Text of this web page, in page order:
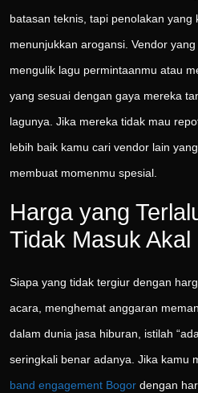
batasan teknis, tapi penolakan
menunjukkan arogansi. Vendor
mengulik lagu permintaanmu atau
yang sesuai dengan gaya mereka
lagunya. Jika mereka tidak mau
lebih baik kamu cari vendor lain
membuat momenmu spesial.
Harga yang
Tidak Masuk Akal
Siapa yang tidak tergiur dengan
acara, menghemat anggaran
dalam dunia jasa hiburan, istilah
seringkali benar adanya. Jika kamu
band engagement Bogor dengan